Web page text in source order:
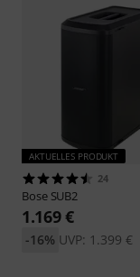
AKTUELLES PRODUKT
24
Bose SUB2
1.169 €
UVP: 1.399 €
-16%